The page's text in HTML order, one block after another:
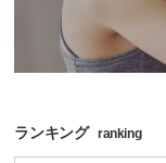
ランキング ranking